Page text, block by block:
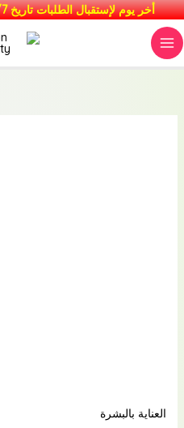
أخر يوم لإستقبال الطلبات تاريخ 17/7 و سنعاود الإستقبال بعد شهرتخطي
إلى
المحتوى
MAIN
MENU
العناية بالبشرة